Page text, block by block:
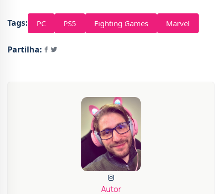
Tags: PC PS5 Fighting Games Marvel
Partilha:
Autor